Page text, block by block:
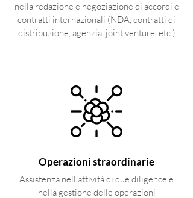
nella redazione e negoziazione di accordi e
contratti internazionali (NDA, contratti di
distribuzione, agenzia, joint venture, etc.)
Operazioni straordinarie
Assistenza nell’attività di due diligence e
nella gestione delle operazioni